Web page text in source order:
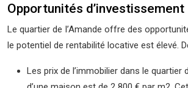
Opportunités d’investissement
Le quartier de l’Amande offre des
le potentiel de rentabilité locative est élevé.
Les prix de l’immobilier dans le